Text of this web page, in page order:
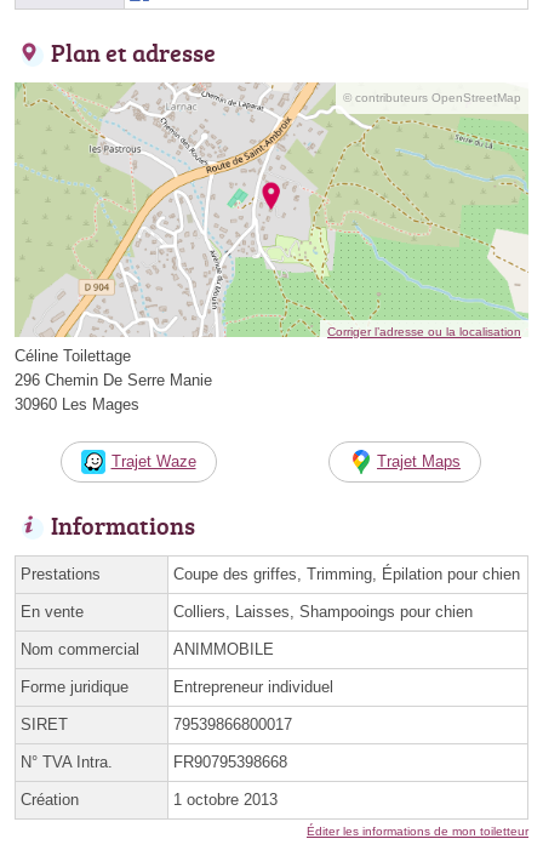
Plan et adresse
© contributeurs OpenStreetMap
Corriger l’adresse ou la localisation
Céline Toilettage
296 Chemin De Serre Manie
30960 Les Mages
Trajet Waze Trajet Maps
Informations
Prestations Coupe des griffes, Trimming, Épilation pour chien
En vente Colliers, Laisses, Shampooings pour chien
Nom commercial ANIMMOBILE
Forme juridique Entrepreneur individuel
SIRET 79539866800017
N° TVA Intra. FR90795398668
Création 1 octobre 2013
Éditer les informations de mon toiletteur